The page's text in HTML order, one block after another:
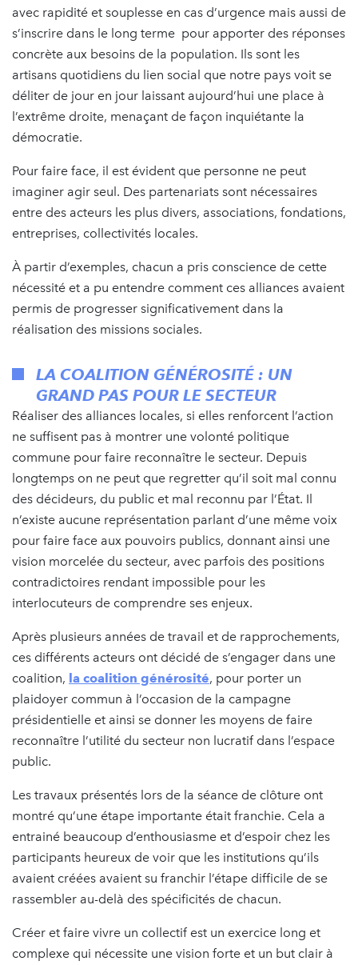
avec rapidité et souplesse en cas d’urgence mais aussi de
s’inscrire dans le long terme pour apporter des réponses
concrète aux besoins de la population. Ils sont les
artisans quotidiens du lien social que notre pays voit se
déliter de jour en jour laissant aujourd’hui une place à
l’extrême droite, menaçant de façon inquiétante la
démocratie.
Pour faire face, il est évident que personne ne peut
imaginer agir seul. Des partenariats sont nécessaires
entre des acteurs les plus divers, associations, fondations,
entreprises, collectivités locales.
À partir d’exemples, chacun a pris conscience de cette
nécessité et a pu entendre comment ces alliances avaient
permis de progresser significativement dans la
réalisation des missions sociales.
LA COALITION GÉNÉROSITÉ : UN
GRAND PAS POUR LE SECTEUR
Réaliser des alliances locales, si elles renforcent l’action
ne suffisent pas à montrer une volonté politique
commune pour faire reconnaître le secteur. Depuis
longtemps on ne peut que regretter qu’il soit mal connu
des décideurs, du public et mal reconnu par l’État. Il
n’existe aucune représentation parlant d’une même voix
pour faire face aux pouvoirs publics, donnant ainsi une
vision morcelée du secteur, avec parfois des positions
contradictoires rendant impossible pour les
interlocuteurs de comprendre ses enjeux.
Après plusieurs années de travail et de rapprochements,
ces différents acteurs ont décidé de s’engager dans une
coalition, la coalition générosité, pour porter un
plaidoyer commun à l’occasion de la campagne
présidentielle et ainsi se donner les moyens de faire
reconnaître l’utilité du secteur non lucratif dans l’espace
public.
Les travaux présentés lors de la séance de clôture ont
montré qu’une étape importante était franchie. Cela a
entrainé beaucoup d’enthousiasme et d’espoir chez les
participants heureux de voir que les institutions qu’ils
avaient créées avaient su franchir l’étape difficile de se
rassembler au-delà des spécificités de chacun.
Créer et faire vivre un collectif est un exercice long et
complexe qui nécessite une vision forte et un but clair à